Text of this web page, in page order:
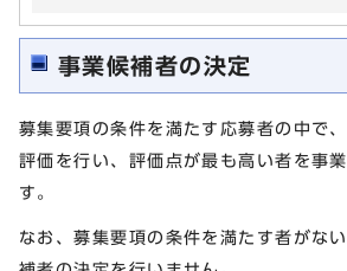
事業候補者の決定
募集要項の条件を満たす応募者の中で
評価を行い、評価点が最も高い者を事
す。
なお、募集要項の条件を満たす者がな